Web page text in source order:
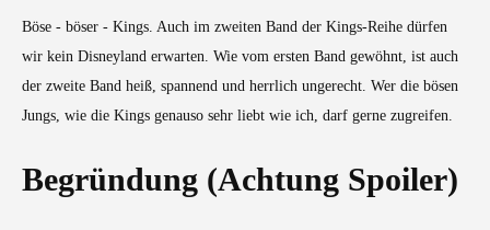
Böse - böser - Kings. Auch im zweiten Band der Kings-Reihe dürfen
wir kein Disneyland erwarten. Wie vom ersten Band gewöhnt, ist auch
der zweite Band heiß, spannend und herrlich ungerecht. Wer die bösen
Jungs, wie die Kings genauso sehr liebt wie ich, darf gerne zugreifen.
Begründung (Achtung Spoiler)